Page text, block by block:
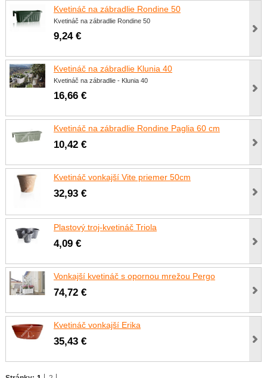
Kvetináč na zábradlie Rondine 50
Kvetináč na zábradlie Rondine 50
9,24 €
Kvetináč na zábradlie Klunia 40
Kvetináč na zábradlie - Klunia 40
16,66 €
Kvetináč na zábradlie Rondine Paglia 60 cm
10,42 €
Kvetináč vonkajší Vite priemer 50cm
32,93 €
Plastový troj-kvetináč Triola
4,09 €
Vonkajší kvetináč s opornou mrežou Pergo
74,72 €
Kvetináč vonkajší Erika
35,43 €